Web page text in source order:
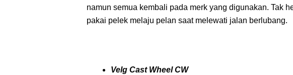
namun semua kembali pada merk yang digunakan. Tak
pakai pelek melaju pelan saat melewati jalan berlubang.
Velg Cast Wheel CW